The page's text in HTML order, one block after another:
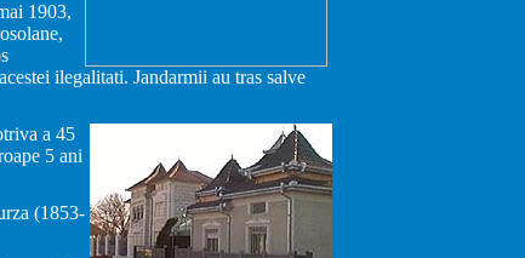
1903,
ilegalitati. Jandarmii au tras salve
a 45
5 ani
(1853-